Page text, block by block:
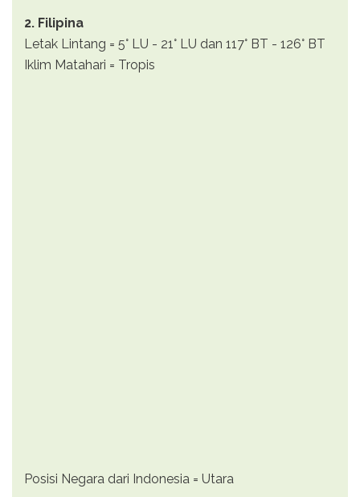
2. Filipina
Letak Lintang = 5° LU - 21° LU dan 117° BT - 126° BT
Iklim Matahari = Tropis
Posisi Negara dari Indonesia = Utara